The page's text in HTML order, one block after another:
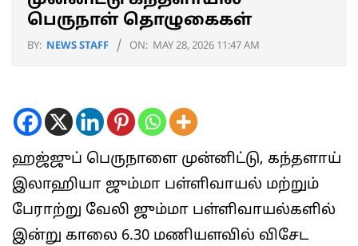
பெருநாள் தொழுகைகள்
BY: NEWS STAFF ON: MAY 28, 2026 11:47 AM
ஹஜ்ஜுப் பெருநாளை முன்னிட்டு, கந்தளாய்
இலாஹியா ஜும்மா பள்ளிவாயல் மற்றும்
பேராற்று வேலி ஜும்மா பள்ளிவாயல்களில்
இன்று காலை 6.30 மணியளவில் விசேட